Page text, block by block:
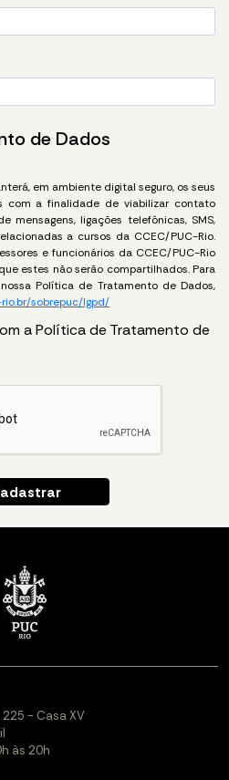
de Dados
em ambiente digital seguro, os seus
com a finalidade de viabilizar contato
mensagens, ligações telefônicas, SMS,
a cursos da CCEC/PUC-Rio.
e funcionários da CCEC/PUC-Rio
estes não serão compartilhados. Para
Política de Tratamento de Dados,
sobrepuc/lgpd/
a Política de Tratamento de
- Casa XV
às 20h